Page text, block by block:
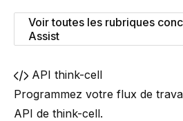
Voir toutes les rubriques
Assist
API think-cell
Programmez votre flux de
API de think-cell.